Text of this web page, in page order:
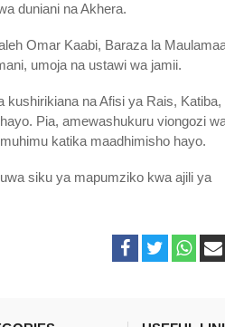
duniani na Akhera.
Omar Kaabi, Baraza la
umoja na ustawi wa jamii.
na Afisi ya Rais, Katiba,
Pia, amewashukuru viongozi
katika maadhimisho hayo.
siku ya mapumziko kwa ajili ya